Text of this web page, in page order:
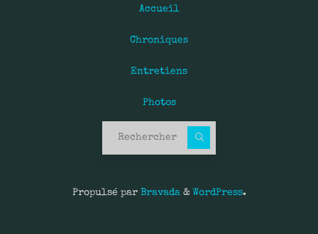
Accueil
Chroniques
Entretiens
Photos
Propulsé parBravada& WordPress.